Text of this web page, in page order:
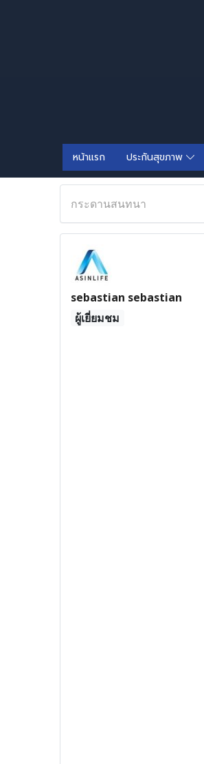
หน้าแรก ประกันสุขภาพ
กระดานสนทนา
sebastian sebastian
ผู้เยี่ยมชม